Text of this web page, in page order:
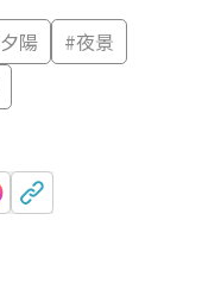
夕陽 #夜景